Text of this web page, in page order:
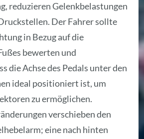
reduzieren Gelenkbelastungen
Der Fahrer sollte
in Bezug auf die
bewerten und
die Achse des Pedals unter den
ideal positioniert ist, um
zu ermöglichen.
verschieben den
eine nach hinten